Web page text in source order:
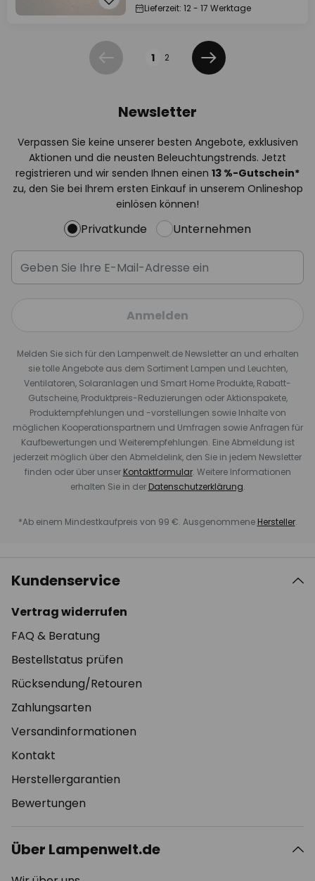
Lieferzeit: 12 - 17 Werktage
Zurück 1 2
Weiter
Newsletter
Verpassen Sie keine unserer besten Angebote, exklusiven
Aktionen und die neusten Beleuchtungstrends. Jetzt
registrieren und wir senden Ihnen einen 13 %-Gutschein*
zu, den Sie bei Ihrem ersten Einkauf in unserem Onlineshop
einlösen können!
Privatkunde Unternehmen
Anmelden
Melden Sie sich für den Lampenwelt.de Newsletter an und erhalten
sie tolle Angebote aus dem Sortiment Lampen und Leuchten,
Ventilatoren, Solaranlagen und Smart Home Produkte, Rabatt-
Gutscheine, Produktpreis-Reduzierungen oder Aktionspakete,
Produktempfehlungen und -vorstellungen sowie Inhalte von
möglichen Kooperationspartnern und Umfragen sowie Anfragen für
Kaufbewertungen und Weiterempfehlungen. Eine Abmeldung ist
jederzeit möglich über den Abmeldelink, den Sie in jedem Newsletter
finden oder über unser Kontaktformular. Weitere Informationen
erhalten Sie in der Datenschutzerklärung.
*Ab einem Mindestkaufpreis von 99 €. Ausgenommene Hersteller.
Kundenservice
Vertrag widerrufen
FAQ & Beratung
Bestellstatus prüfen
Rücksendung/Retouren
Zahlungsarten
Versandinformationen
Kontakt
Herstellergarantien
Bewertungen
Über Lampenwelt.de